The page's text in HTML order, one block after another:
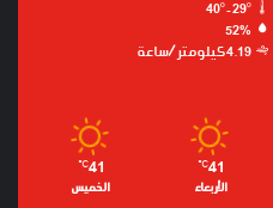
52%
4.19 كيلومتر/ساعة
41
℃
الأربعاء
41
℃
الخميس